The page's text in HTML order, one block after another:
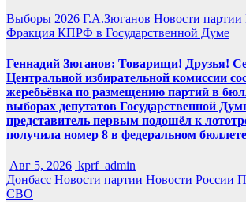
Выборы 2026 Г.А.Зюганов Новости партии
Фракция КПРФ в Государственной Думе
Геннадий Зюганов: Товарищи! Друзья!
Центральной избирательной комиссии
жеребьёвка по размещению партий в
выборах депутатов Государственной
представитель первым подошёл к
получила номер 8 в федеральном
Авг 5, 2026 kprf_admin
Донбасс Новости партии Новости России
СВО